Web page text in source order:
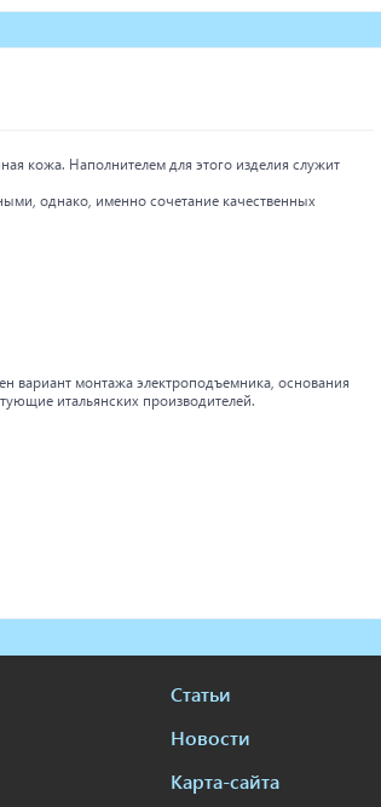
кожа. Наполнителем для этого изделия служит
однако, именно сочетание качественных
вариант монтажа электроподъемника, основания
итальянских производителей.
Статьи
Новости
Карта-сайта